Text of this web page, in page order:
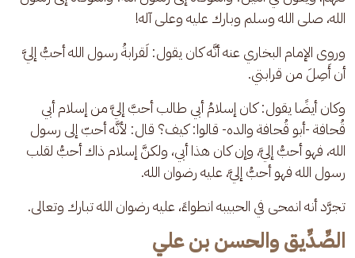
الله، صلى الله وسلم وبارك عليه وعلى آله!
وروى الإمام البخاري عنه أنَّه كان يقول: لَقرابةُ رسول الله أحبُّ إليَّ
أن أَصِلَ من قرابتي.
وكان أيضًا يقول: كان إسلامُ أبي طالب أحبَّ إليَّ من إسلام أبي
قُحافة -أبو قُحافة والده- قالوا: كيف؟ قال: لأنَّه أحبّ إلى رسول
الله، فهو أحبُّ إليَّ، وإن كان هذا أبي، ولكنَّ إسلام ذاك أحبُّ لقلب
رسول الله فهو أحبُّ إليَّ، عليه رضوان الله.
تجرَّد أنه انمحى في الحبيبه انطواءً، عليه رضوان الله تبارك وتعالى.
الصِّدِّيق والحسن بن علي